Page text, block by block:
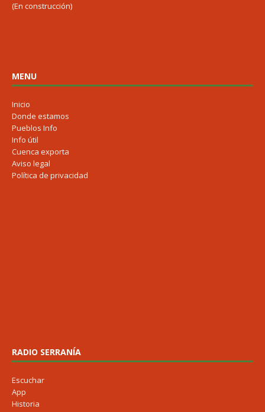
(En construcción)
MENU
Inicio
Donde estamos
Pueblos Info
Info útil
Cuenca exporta
Aviso legal
Política de privacidad
RADIO SERRANÍA
Escuchar
App
Historia